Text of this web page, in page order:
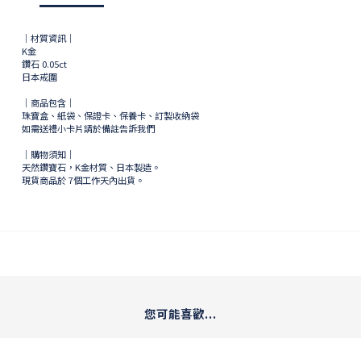
｜材質資訊｜
K金
鑽石 0.05ct
日本戒圍
｜商品包含｜
珠寶盒、紙袋、保證卡、保養卡、訂製收納袋
如需送禮小卡片請於備註告訴我們
｜購物須知｜
天然鑽寶石，K金材質、日本製造。
現貨商品於7個工作天內出貨。
您可能喜歡...